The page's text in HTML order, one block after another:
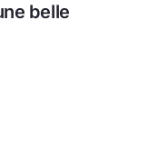
belle